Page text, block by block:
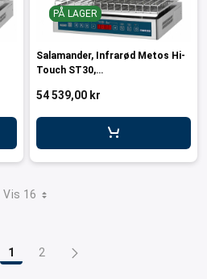
PÅ LAGER
Salamander, Infrarød Metos Hi-
Touch ST30,
54 539,00 kr
Vis 16
Side
1 Side
2